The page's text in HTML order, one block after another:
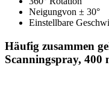
Neigungvon ± 30°
Einstellbare
Häufig zusammen
Scanningspray, 400